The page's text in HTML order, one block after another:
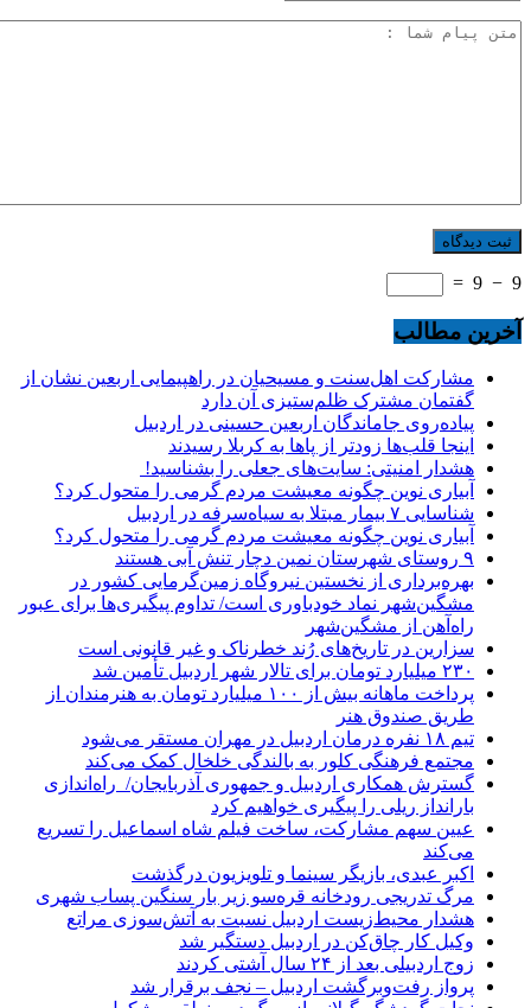
9
−
9
=
آخرین مطالب
مشارکت اهل‌سنت و مسیحیان در راهپیمایی اربعین نشان از
گفتمان مشترک ظلم‌ستیزی آن دارد
پیاده‌روی جاماندگان اربعین حسینی در اردبیل
اینجا قلب‌ها زودتر از پاها به کربلا رسیدند
هشدار امنیتی: سایت‌های جعلی را بشناسید!
آبیاری نوین چگونه معیشت مردم گرمی را متحول کرد؟
شناسایی ۷ بیمار مبتلا به سیاه‌سرفه در اردبیل
آبیاری نوین چگونه معیشت مردم گرمی را متحول کرد؟
۹ روستای شهرستان نمین دچار تنش آبی هستند
بهره‌برداری از نخستین نیروگاه زمین‌گرمایی کشور در
مشگین‌شهر نماد خودباوری است/ تداوم پیگیری‌ها برای عبور
راه‌آهن از مشگین‌شهر
سزارین در تاریخ‌های رُند خطرناک و غیر قانونی است
۲۳۰ میلیارد تومان برای تالار شهر اردبیل تأمین شد
پرداخت ماهانه بیش از ۱۰۰ میلیارد تومان به هنرمندان از
طریق صندوق هنر
تیم ۱۸ نفره درمان اردبیل در مهران مستقر می‌شود
مجتمع فرهنگی کلور به بالندگی خلخال کمک می‌کند
گسترش همکاری اردبیل و جمهوری آذربایجان/ راه‌اندازی
بارانداز ریلی را پیگیری خواهیم کرد
عیین سهم مشارکت، ساخت فیلم شاه‌ اسماعیل را تسریع
می‌کند
اکبر عبدی، بازیگر سینما و تلویزیون درگذشت
مرگ تدریجی رودخانه قره‌سو زیر بار سنگین پساب شهری
هشدار محیط‌زیست اردبیل نسبت به آتش‌سوزی مراتع
وکیل کار چاق‌کن در اردبیل دستگیر شد
زوج اردبیلی بعد از ۲۴ سال آشتی کردند
پرواز رفت‌وبرگشت اردبیل – نجف برقرار شد